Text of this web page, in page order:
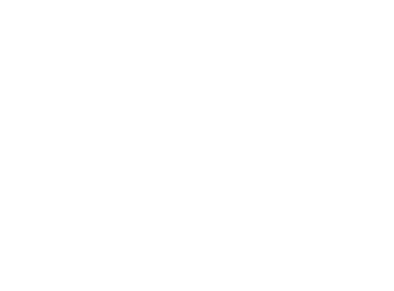
血管血流状况。在选型过程中，科室面临多个实际问题：如何根据医疗机构需求确定设备的关键性能指标，如何
备供应商的多轮沟通，科室最终明确了需要关注设备的探头频率范围、信号处理能力及数据存储功能。这一案例
。
重要。案例中，操作人员通过参考设备说明书和供应商提供的培训资料，掌握了标准的操作流程，包括受检者体
每次使用前需进行设备自检，保障探头连接正常、软件版本为最新。这些措施有效提升了检测效率，也减少了因
设计方面表现出色，为日常操作提供了便利。